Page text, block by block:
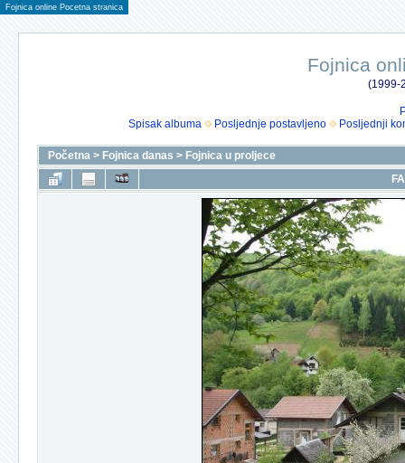
Fojnica online Pocetna stranica
Fojnica
(1999-
Spisak albuma
Posljednje postavljeno Posljednji
Početna > Fojnica danas > Fojnica u proljece